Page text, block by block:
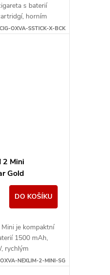
s baterií
horním
ovládáním.
CIG-OXVA-SSTICK-X-BCK
2 Mini
Gold
DO KOŠÍKU
je kompaktní
1500 mAh,
rychlým
5V/2A a cartridgí
NEXLIM-2-MINI-SG